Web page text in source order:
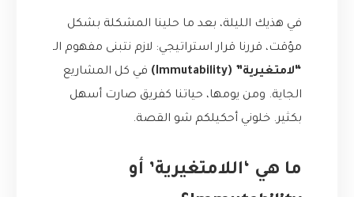
في هذيك الليلة، بعد ما حلينا المشكلة بشكل
مؤقت، قررنا قرار استراتيجي: لازم نتبنى مفهوم الـ
“لامتغيرية” (Immutability)
في كل المشاريع
الجاية. ومن يومها، حياتنا كفريق صارت أسهل
بكثير. خلوني أحكيلكم شو القصة.
ما هي ‘اللامتغيرية’ أو